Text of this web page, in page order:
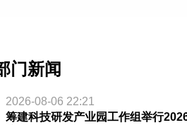
门新闻
2026-08-06 22:21
筹建科技研发产业园工作组举行